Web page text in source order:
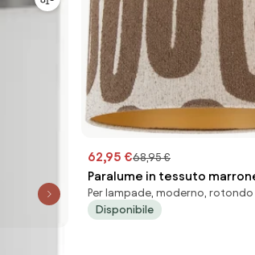
62,95 €68,95 €
Paralume in tessuto
strisce beige 35/35/20
Per lampade, moderno, rotondo
Disponibile